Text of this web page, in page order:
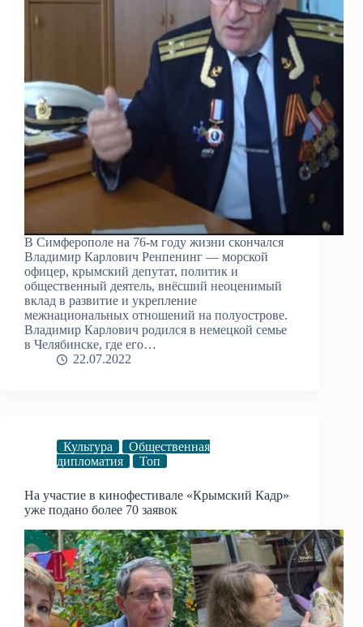
В Симферополе на 76-м году жизни скончался
Владимир Карлович Ренпенинг — морской
офицер, крымский депутат, политик и
общественный деятель, внёсший неоценимый
вклад в развитие и укрепление
межнациональных отношений на полуострове.
Владимир Карлович родился в немецкой семье
в Челябинске, где его…
22.07.2022
Культура
Общественная
дипломатия
Топ
На участие в кинофестивале «Крымский Кадр»
уже подано более 70 заявок